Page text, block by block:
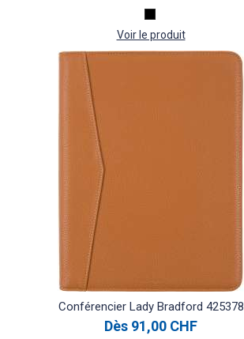
Voir le produit
Conférencier Lady Bradford 425378
Dès 91,00 CHF